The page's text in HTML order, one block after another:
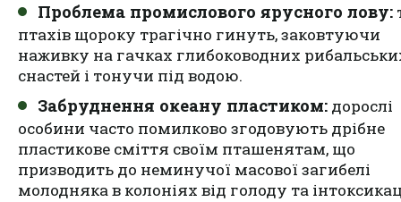
Проблема промислового ярусного лову:
птахів щороку трагічно гинуть, заковтуючи
наживку на гачках глибоководних
снастей і тонучи під водою.
Забруднення океану пластиком: дорослі
особини часто помилково згодовують дрібне
пластикове сміття своїм пташенятам, що
призводить до неминучої масової загибелі
молодняка в колоніях від голоду та